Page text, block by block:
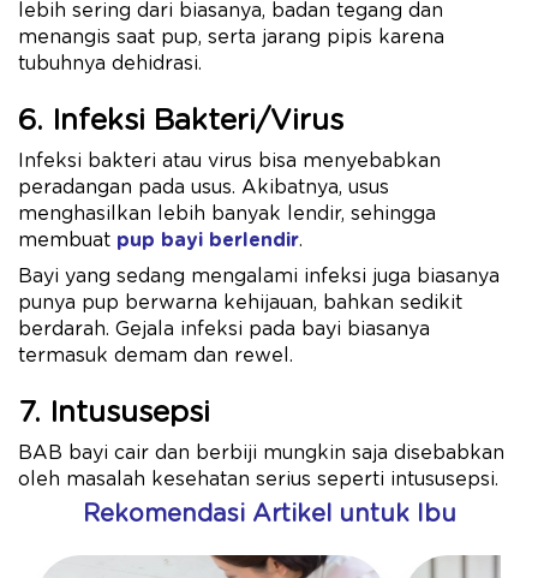
lebih sering dari biasanya, badan tegang dan
menangis saat pup, serta jarang pipis karena
tubuhnya dehidrasi.
6. Infeksi Bakteri/Virus
Infeksi bakteri atau virus bisa menyebabkan
peradangan pada usus. Akibatnya, usus
menghasilkan lebih banyak lendir, sehingga
membuat pup bayi berlendir.
Bayi yang sedang mengalami infeksi juga biasanya
punya pup berwarna kehijauan, bahkan sedikit
berdarah. Gejala infeksi pada bayi biasanya
termasuk demam dan rewel.
7. Intususepsi
BAB bayi cair dan berbiji mungkin saja disebabkan
oleh masalah kesehatan serius seperti intususepsi.
Rekomendasi Artikel untuk Ibu